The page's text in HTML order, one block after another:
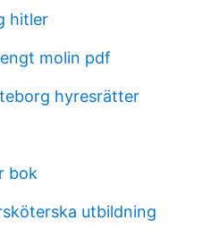
hitler
molin pdf
hyresrätter
bok
utbildning